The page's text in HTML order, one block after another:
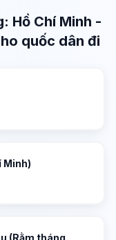
Hồ Chí Minh -
quốc dân đi
Minh)
(Rằm tháng